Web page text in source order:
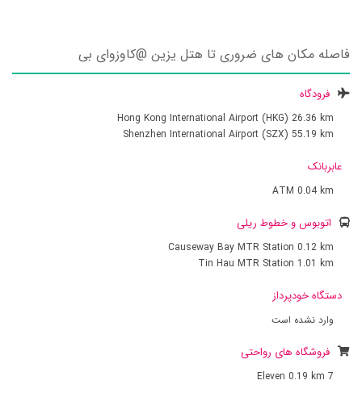
فاصله مکان های ضروری تا هتل یزین @کاوزوای بی
فرودگاه
Hong Kong International Airport (HKG) 26.36 km
Shenzhen International Airport (SZX) 55.19 km
عابربانک
ATM 0.04 km
اتوبوس و خطوط ریلی
Causeway Bay MTR Station 0.12 km
Tin Hau MTR Station 1.01 km
دستگاه خودپرداز
وارد نشده است
فروشگاه های رواحتی
7 Eleven
0.19 km